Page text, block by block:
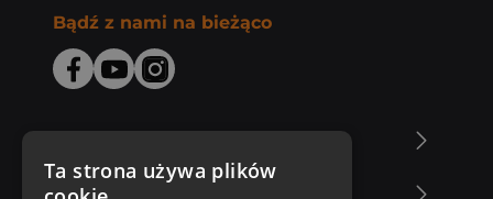
Bądź z nami na bieżąco
Ta strona używa plików